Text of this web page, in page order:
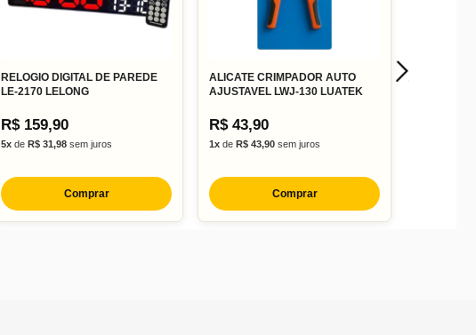
RELOGIO DIGITAL DE PAREDE
LE-2170 LELONG
R$ 159,90
5x de R$ 31,98 sem juros
Comprar
ALICATE CRIMPADOR AUTO
AJUSTAVEL LWJ-130 LUATEK
R$ 43,90
1x de R$ 43,90 sem juros
Comprar